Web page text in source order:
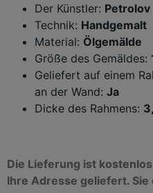
Der Künstler: Petrolov
Technik: Handgemalt
Material: Ölgemälde
Größe des Gemäldes:
Geliefert auf einem
an der Wand: Ja
Dicke des Rahmens:
Die Lieferung ist
Ihre Adresse geliefert.